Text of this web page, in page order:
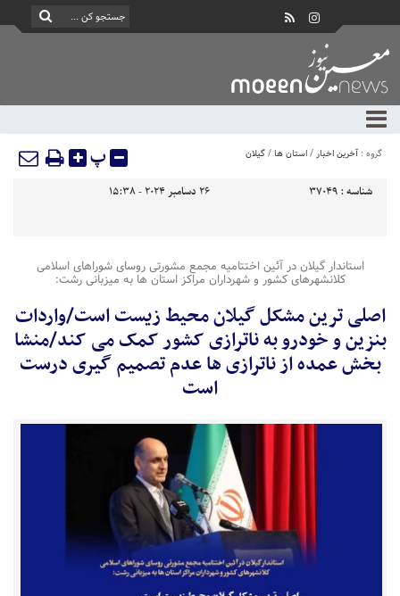
گروه : آخرین اخبار/استان ها/گیلان پ
شناسه : 37049 26 دسامبر 2024 - 15:38
استاندار گیلان در آئین اختتامیه مجمع مشورتی روسای شوراهای اسلامی
کلانشهرهای کشور و شهرداران مراکز استان ها به میزبانی رشت:
اصلی ترین مشکل گیلان محیط زیست است/واردات
بنزین و خودرو به ناترازی کشور کمک می کند/منشا
بخش عمده از ناترازی ها عدم تصمیم گیری درست
است